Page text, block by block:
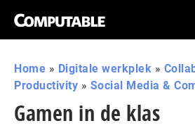
Home » Digitale werkplek »
Productivity » Social Media &
Gamen in de klas